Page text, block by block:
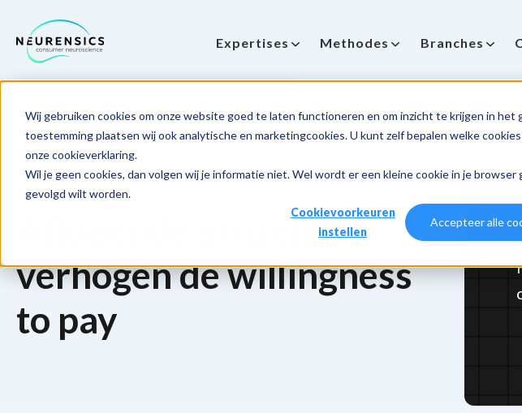
Wij gebruiken cookies om onze website goed te laten functioneren en om inzicht te krijgen in het
toestemming plaatsen wij ook analytische en marketingcookies. U kunt zelf bepalen welke
onze cookieverklaring.
Wil je geen cookies, dan volgen wij je informatie niet. Wel wordt er een kleine cookie in je
gevolgd wilt worden.
Cookievoorkeuren
instellen
Accepteer alle
Expertises Methodes Branches
Home NeuroPricing™ Learnings Pricing™ 3. Aflopende prijzen verhogen de willingness to
Aflopende prijzen
verhogen de willingness
to pay